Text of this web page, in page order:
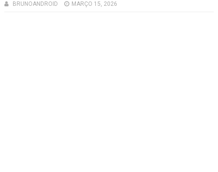
BRUNOANDROID MARÇO 15, 2026